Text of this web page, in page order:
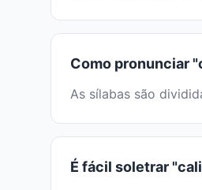
Como pronunciar
As sílabas são
É fácil soletrar